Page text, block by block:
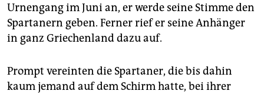
Urnengang im Juni an, er werde seine Stimme den
Spartanern geben. Ferner rief er seine Anhänger
in ganz Griechenland dazu auf.
Prompt vereinten die Spartaner, die bis dahin
kaum jemand auf dem Schirm hatte, bei ihrer